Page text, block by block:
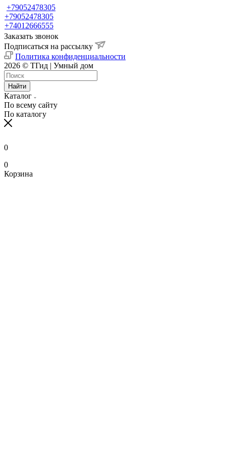
+79052478305
+79052478305
+74012666555
Заказать звонок
Подписаться на рассылку
Политика конфиденциальности
2026 © ТГид | Умный дом
Найти
Каталог
По всему сайту
По каталогу
0
0
Корзина